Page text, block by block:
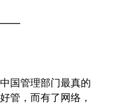
国管理部门最真的
管，而有了网络，